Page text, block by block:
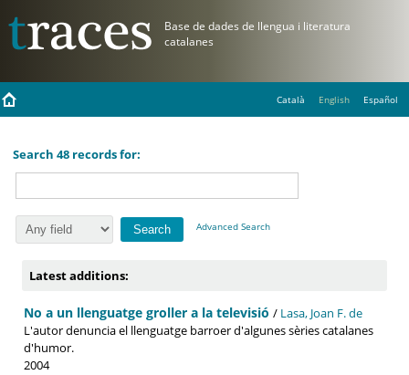
Català English Español
Search 48 records for:
Advanced Search
Latest additions:
No a un llenguatge groller a la televisió / Lasa, Joan F. de
L'autor denuncia el llenguatge barroer d'algunes sèries catalanes
d'humor.
2004